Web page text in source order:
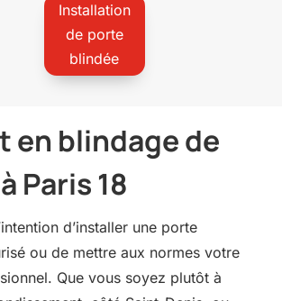
Installation
de porte
blindée
en blindage de
Paris 18
d’installer une porte
ou de mettre aux normes votre
Que vous soyez plutôt à